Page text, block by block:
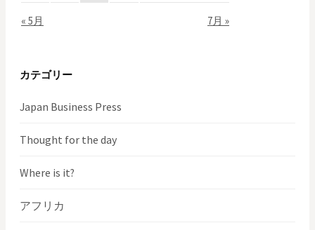
ン
« 5月 7月 »
カテゴリー
Japan Business Press
Thought for the day
Where is it?
アフリカ